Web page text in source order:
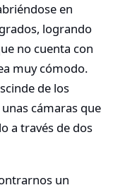
en
logrando
no cuenta con
muy cómodo.
de los
cámaras que
a través de dos
un